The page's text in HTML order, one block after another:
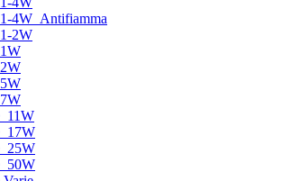
4W_Antifiamma
2W